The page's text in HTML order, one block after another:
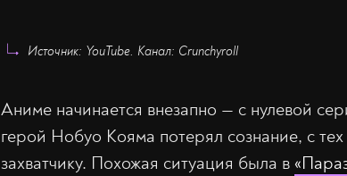
Источник: YouTube. Канал: Crunchyroll
Аниме начинается внезапно — с нулевой
герой Нобуо Кояма потерял сознание, с
захватчику. Похожая ситуация была в